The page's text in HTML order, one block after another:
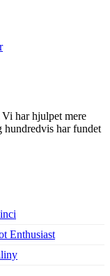
Vi har hjulpet mere
hundredvis har fundet
Enthusiast